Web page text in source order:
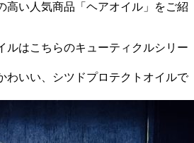
高い人気商品「ヘアオイル」をご紹
ルはこちらのキューティクルシリー
わいい、シツドプロテクトオイルで